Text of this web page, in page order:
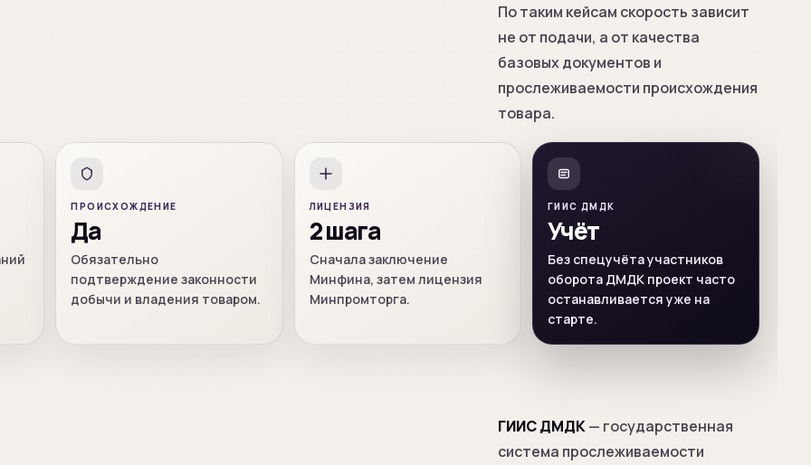
По таким кейсам скорость зависит
не от подачи, а от качества
базовых документов и
прослеживаемости происхождения
товара.
ПРОИСХОЖДЕНИЕ
Да
Обязательно
подтверждение законности
добычи и владения товаром.
ЛИЦЕНЗИЯ
2 шага
Сначала заключение
Минфина, затем лицензия
Минпромторга.
ГИИС ДМДК
Учёт
Без спецучёта участников
оборота ДМДК проект часто
останавливается уже на
старте.
ГИИС ДМДК— государственная
система прослеживаемости